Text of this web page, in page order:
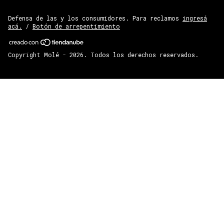
Defensa de las y los consumidores. Para reclamos ingresá
acá.
/ Botón de arrepentimiento
Copyright Molé - 2026. Todos los derechos reservados.